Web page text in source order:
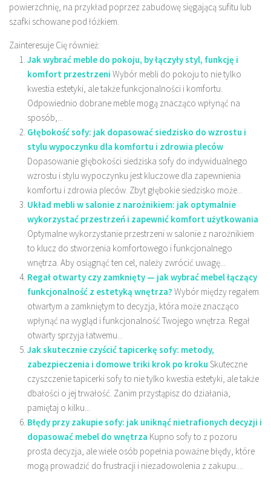
powierzchnię, na przykład poprzez zabudowę sięgającą sufitu lub
szafki schowane pod łóżkiem.
Zainteresuje Cię również:
Jak wybrać meble do pokoju, by łączyły styl, funkcję i
komfort przestrzeni Wybór mebli do pokoju to nie tylko
kwestia estetyki, ale także funkcjonalności i komfortu.
Odpowiednio dobrane meble mogą znacząco wpłynąć na
sposób,...
Głębokość sofy: jak dopasować siedzisko do wzrostu i
stylu wypoczynku dla komfortu i zdrowia pleców
Dopasowanie głębokości siedziska sofy do indywidualnego
wzrostu i stylu wypoczynku jest kluczowe dla zapewnienia
komfortu i zdrowia pleców. Zbyt głębokie siedzisko może...
Układ mebli w salonie z narożnikiem: jak optymalnie
wykorzystać przestrzeń i zapewnić komfort użytkowania
Optymalne wykorzystanie przestrzeni w salonie z narożnikiem
to klucz do stworzenia komfortowego i funkcjonalnego
wnętrza. Aby osiągnąć ten cel, należy zwrócić uwagę...
Regał otwarty czy zamknięty — jak wybrać mebel łączący
funkcjonalność z estetyką wnętrza? Wybór między regałem
otwartym a zamkniętym to decyzja, która może znacząco
wpłynąć na wygląd i funkcjonalność Twojego wnętrza. Regał
otwarty sprzyja łatwemu...
Jak skutecznie czyścić tapicerkę sofy: metody,
zabezpieczenia i domowe triki krok po kroku Skuteczne
czyszczenie tapicerki sofy to nie tylko kwestia estetyki, ale także
dbałości o jej trwałość. Zanim przystąpisz do działania,
pamiętaj o kilku...
Błędy przy zakupie sofy: jak uniknąć nietrafionych decyzji i
dopasować mebel do wnętrza Kupno sofy to z pozoru
prosta decyzja, ale wiele osób popełnia poważne błędy, które
mogą prowadzić do frustracji i niezadowolenia z zakupu....